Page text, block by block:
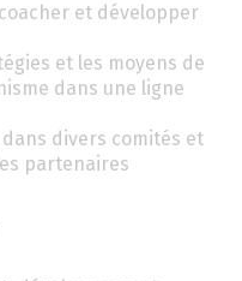
et développer
et les moyens de
dans une ligne
divers comités et
partenaires